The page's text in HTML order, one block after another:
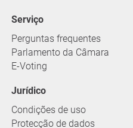
serviço
Perguntas frequentes
Parlamento da Câmara
E-Voting
Jurídico
Condições de uso
Protecção de dados